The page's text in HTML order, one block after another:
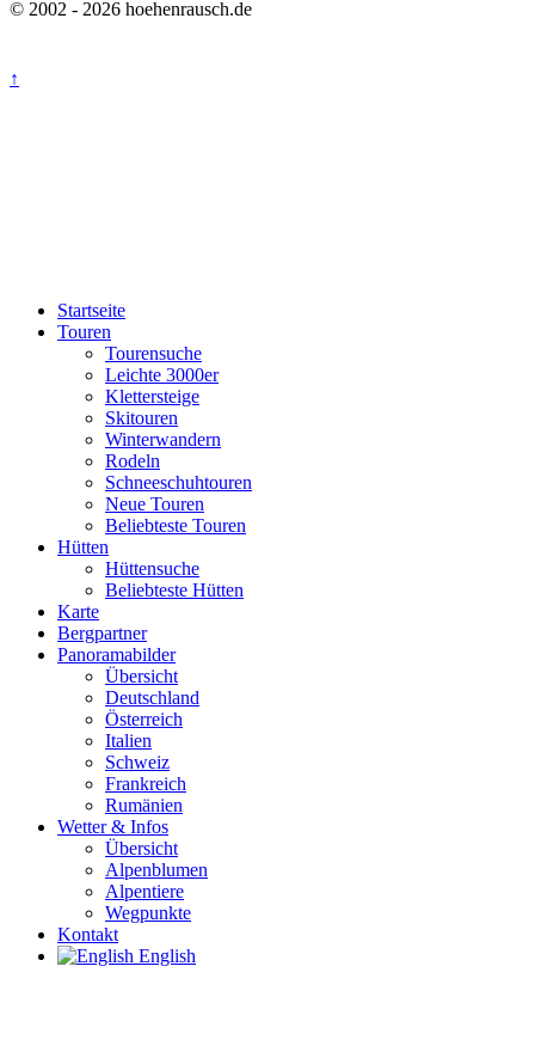
© 2002 - 2026 hoehenrausch.de
↑
Startseite
Touren
Tourensuche
Leichte 3000er
Klettersteige
Skitouren
Winterwandern
Rodeln
Schneeschuhtouren
Neue Touren
Beliebteste Touren
Hütten
Hüttensuche
Beliebteste Hütten
Karte
Bergpartner
Panoramabilder
Übersicht
Deutschland
Österreich
Italien
Schweiz
Frankreich
Rumänien
Wetter & Infos
Übersicht
Alpenblumen
Alpentiere
Wegpunkte
Kontakt
English